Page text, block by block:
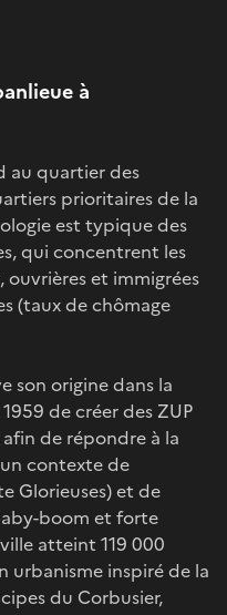
à
au quartier des
prioritaires de la
est typique des
qui concentrent les
ouvrières et immigrées
(taux de chômage
son origine dans la
de créer des ZUP
de répondre à la
contexte de
Glorieuses) et de
boom et forte
atteint 119 000
urbanisme inspiré de la
du Corbusier,